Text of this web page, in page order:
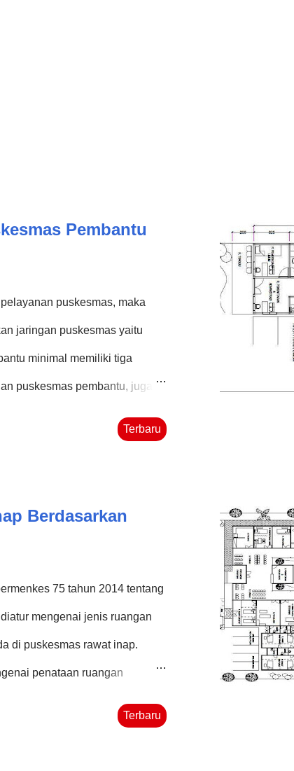
Pembantu
puskesmas, maka
jaringan puskesmas yaitu
minimal memiliki tiga
puskesmas pembantu, juga
(Permenkes/PMK) Nomor 75
Adapun jenis-jenis ruangan
Ruang pelayanan di
Terbaru
Berdasarkan
75 tahun 2014 tentang
mengenai jenis ruangan
di puskesmas rawat inap.
penataan ruangan
Tata Ruang Puskesmas
Terbaru